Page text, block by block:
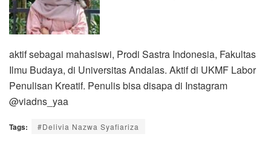
aktif sebagai mahasiswi, Prodi Sastra Indonesia, Fakultas
Ilmu Budaya, di Universitas Andalas. Aktif di UKMF Labor
Penulisan Kreatif. Penulis bisa disapa di Instagram
@viadns_yaa
Tags: #Delivia Nazwa Syafiariza